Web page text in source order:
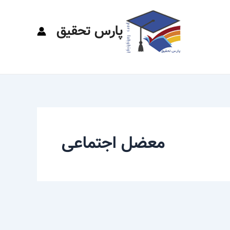
پارس تحقیق
معضل اجتماعی